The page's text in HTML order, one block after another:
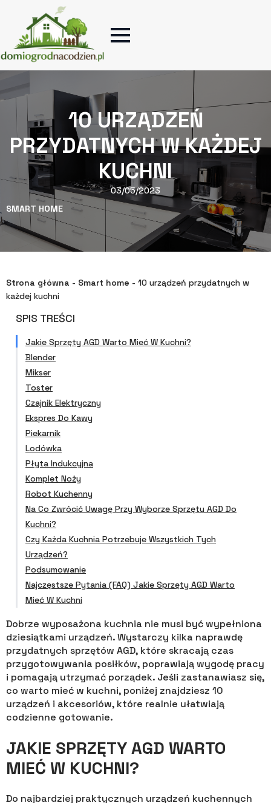
10 URZĄDZEŃ
PRZYDATNYCH W KAŻDEJ
KUCHNI
03/05/2023
SMART HOME
Strona główna - Smart home - 10 urządzeń przydatnych w
każdej kuchni
SPIS TREŚCI
Jakie Sprzęty AGD Warto Mieć W Kuchni?
Blender
Mikser
Toster
Czajnik Elektryczny
Ekspres Do Kawy
Piekarnik
Lodówka
Płyta Indukcyjna
Komplet Noży
Robot Kuchenny
Na Co Zwrócić Uwagę Przy Wyborze Sprzętu AGD Do
Kuchni?
Czy Każda Kuchnia Potrzebuje Wszystkich Tych
Urządzeń?
Podsumowanie
Najczęstsze Pytania (FAQ) Jakie Sprzęty AGD Warto
Mieć W Kuchni
Dobrze wyposażona kuchnia nie musi być wypełniona
dziesiątkami urządzeń. Wystarczy kilka naprawdę
przydatnych sprzętów AGD, które skracają czas
przygotowywania posiłków, poprawiają wygodę pracy
i pomagają utrzymać porządek. Jeśli zastanawiasz się,
co warto mieć w kuchni, poniżej znajdziesz 10
urządzeń i akcesoriów, które realnie ułatwiają
codzienne gotowanie.
JAKIE SPRZĘTY AGD WARTO
MIEĆ W KUCHNI?
Do najbardziej praktycznych urządzeń kuchennych